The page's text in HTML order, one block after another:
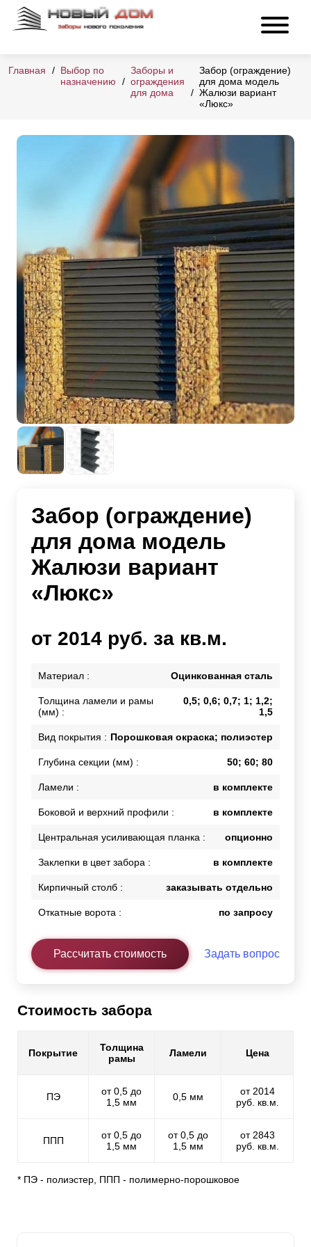
Главная
Выбор по
назначению
Заборы и
ограждения
для дома
Забор (ограждение)
для дома модель
Жалюзи вариант
«Люкс»
Забор (ограждение)
для дома модель
Жалюзи вариант
«Люкс»
от 2014 руб. за кв.м.
Материал : Оцинкованная сталь
Толщина ламели и рамы
(мм) :
0,5; 0,6; 0,7; 1; 1,2;
1,5
Вид покрытия : Порошковая окраска; полиэстер
Глубина секции (мм) : 50; 60; 80
Ламели : в комплекте
Боковой и верхний профили : в комплекте
Центральная усиливающая планка : опционно
Заклепки в цвет забора : в комплекте
Кирпичный столб : заказывать отдельно
Откатные ворота : по запросу
Рассчитать стоимость Задать вопрос
Стоимость забора
Покрытие
Толщина
рамы
Ламели Цена
ПЭ
от 0,5 до
1,5 мм
0,5 мм
от 2014
руб. кв.м.
ППП
от 0,5 до
1,5 мм
от 0,5 до
1,5 мм
от 2843
руб. кв.м.
* ПЭ - полиэстер, ППП - полимерно-порошковое